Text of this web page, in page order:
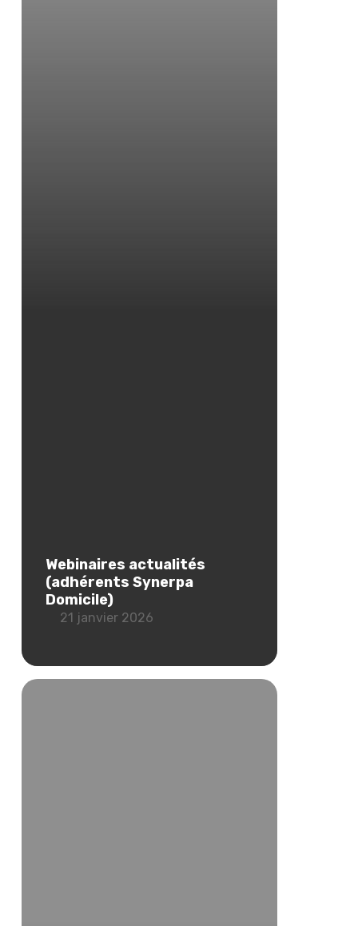
Webinaires actualités
(adhérents Synerpa
Domicile)
21 janvier 2026